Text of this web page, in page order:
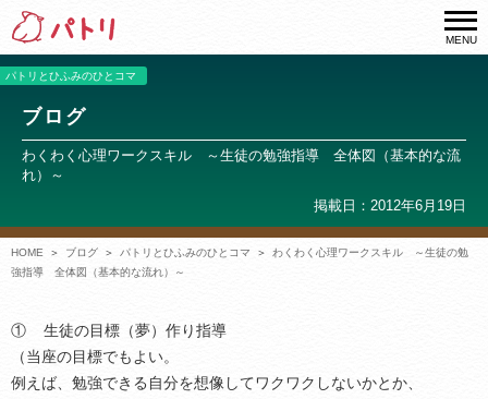
MENU
パトリとひふみのひとコマ
ブログ
わくわく心理ワークスキル ～生徒の勉強指導 全体図（基本的な流
れ）～
掲載日：2012年6月19日
HOME ブログ パトリとひふみのひとコマ
わくわく心理ワークスキル ～生徒の勉
強指導 全体図（基本的な流れ）～
① 生徒の目標（夢）作り指導
（当座の目標でもよい。
例えば、勉強できる自分を想像してワクワクしないかとか、